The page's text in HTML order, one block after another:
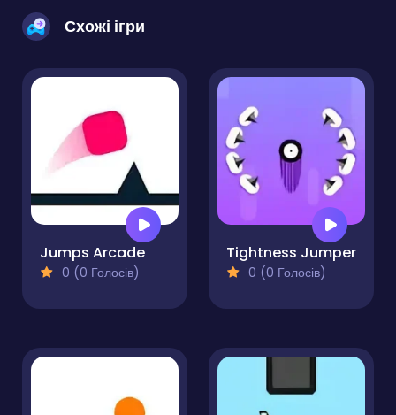
Схожі ігри
Jumps Arcade
0 (0 Голосів)
Tightness Jumper
0 (0 Голосів)